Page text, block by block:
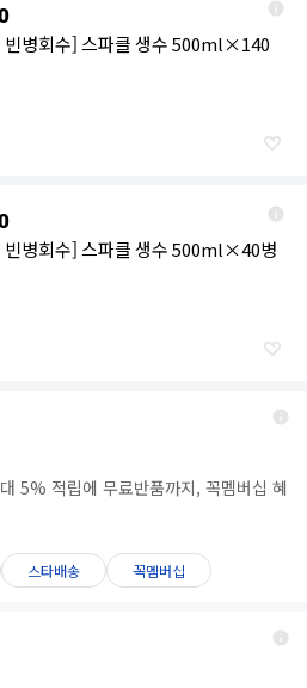
빈병회수] 스파클 생수 500ml×140
빈병회수] 스파클 생수 500ml×40병
5% 적립에 무료반품까지, 꼭멤버십 혜
스타배송 꼭멤버십